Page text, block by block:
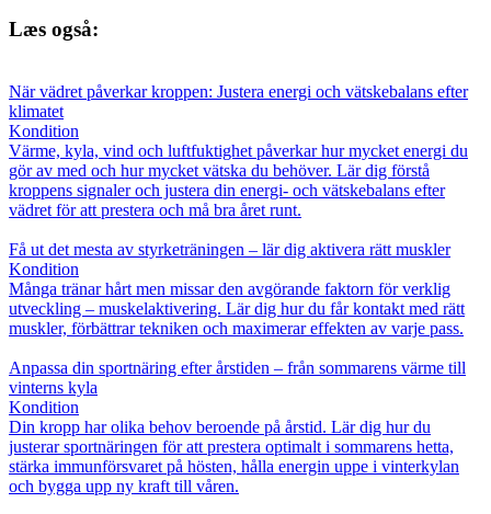
Læs også:
När vädret påverkar kroppen: Justera energi och vätskebalans efter
klimatet
Kondition
Värme, kyla, vind och luftfuktighet påverkar hur mycket energi du
gör av med och hur mycket vätska du behöver. Lär dig förstå
kroppens signaler och justera din energi- och vätskebalans efter
vädret för att prestera och må bra året runt.
Få ut det mesta av styrketräningen – lär dig aktivera rätt muskler
Kondition
Många tränar hårt men missar den avgörande faktorn för verklig
utveckling – muskelaktivering. Lär dig hur du får kontakt med rätt
muskler, förbättrar tekniken och maximerar effekten av varje pass.
Anpassa din sportnäring efter årstiden – från sommarens värme till
vinterns kyla
Kondition
Din kropp har olika behov beroende på årstid. Lär dig hur du
justerar sportnäringen för att prestera optimalt i sommarens hetta,
stärka immunförsvaret på hösten, hålla energin uppe i vinterkylan
och bygga upp ny kraft till våren.